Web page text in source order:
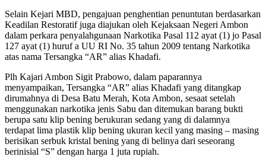
Selain Kejari MBD, pengajuan penghentian penuntutan berdasarkan
Keadilan Restoratif juga diajukan oleh Kejaksaan Negeri Ambon
dalam perkara penyalahgunaan Narkotika Pasal 112 ayat (1) jo Pasal
127 ayat (1) huruf a UU RI No. 35 tahun 2009 tentang Narkotika
atas nama Tersangka “AR” alias Khadafi.
Plh Kajari Ambon Sigit Prabowo, dalam paparannya
menyampaikan, Tersangka “AR” alias Khadafi yang ditangkap
dirumahnya di Desa Batu Merah, Kota Ambon, sesaat setelah
menggunakan narkotika jenis Sabu dan ditemukan barang bukti
berupa satu klip bening berukuran sedang yang di dalamnya
terdapat lima plastik klip bening ukuran kecil yang masing – masing
berisikan serbuk kristal bening yang di belinya dari seseorang
berinisial “S” dengan harga 1 juta rupiah.